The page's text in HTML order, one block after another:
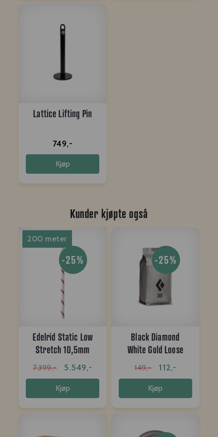
Lattice Lifting Pin
749,-
Kjøp
Kunder kjøpte også
200 meter
-25%
Edelrid Static Low
Stretch 10,5mm
snow white ...
7.399,- 5.549,-
Kjøp
-25%
Black Diamond
White Gold Loose
Chalk 200g
149,- 112,-
Kjøp